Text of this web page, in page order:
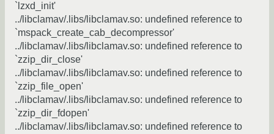
`lzxd_init'
../libclamav/.libs/libclamav.so: undefined reference to
`mspack_create_cab_decompressor'
../libclamav/.libs/libclamav.so: undefined reference to
`zzip_dir_close'
../libclamav/.libs/libclamav.so: undefined reference to
`zzip_file_open'
../libclamav/.libs/libclamav.so: undefined reference to
`zzip_dir_fdopen'
../libclamav/.libs/libclamav.so: undefined reference to